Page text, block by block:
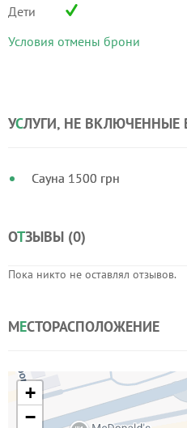
Дети
Условия отмены брони
УСЛУГИ, НЕ ВКЛЮЧЕННЫЕ
Сауна 1500 грн
ОТЗЫВЫ (0)
Пока никто не оставлял отзывов.
МЕСТОРАСПОЛОЖЕНИЕ
+
−